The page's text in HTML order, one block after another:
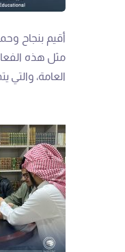
أقيم بنجاح
مثل هذه
العامة،